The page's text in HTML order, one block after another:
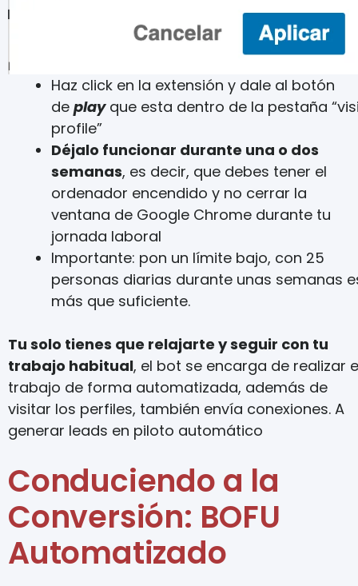
Haz click en la extensión y dale al botón
de playque esta dentro de la pestaña
profile”
Déjalo funcionar durante una o dos
semanas, es decir, que debes tener el
ordenador encendido y no cerrar la
ventana de Google Chrome durante tu
jornada laboral
Importante: pon un límite bajo, con 25
personas diarias durante unas semanas
más que suficiente.
Tu solo tienes que relajarte y seguir con tu
trabajo habitual, el bot se encarga de realizar
trabajo de forma automatizada, además de
visitar los perfiles, también envía conexiones. A
generar leads en piloto automático
Conduciendo a la
Conversión: BOFU
Automatizado